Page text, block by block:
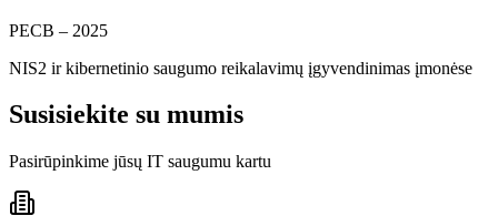
PECB – 2025
NIS2 ir kibernetinio saugumo reikalavimų įgyvendinimas įmonėse
Susisiekite su mumis
Pasirūpinkime jūsų IT saugumu kartu